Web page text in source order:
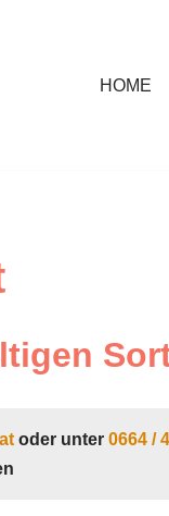
HOME
oder unter 0664 /